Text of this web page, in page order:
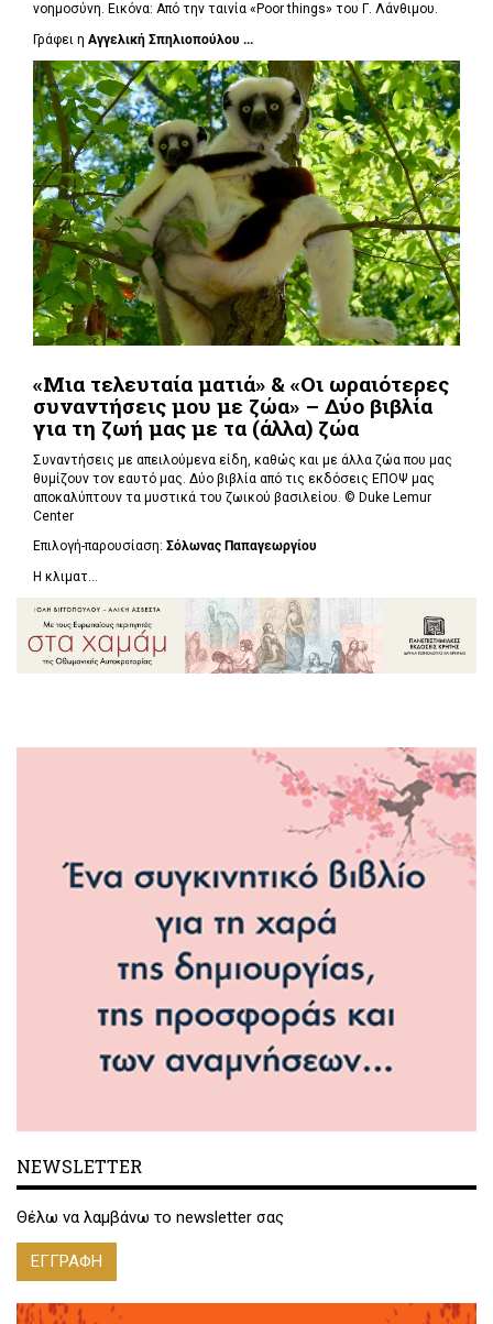
νοημοσύνη. Εικόνα: Από την ταινία «Poor things» του Γ. Λάνθιμου.
Γράφει η Αγγελική Σπηλιοπούλου ...
«Μια τελευταία ματιά» & «Οι ωραιότερες
συναντήσεις μου με ζώα» – Δύο βιβλία
για τη ζωή μας με τα (άλλα) ζώα
Συναντήσεις με απειλούμενα είδη, καθώς και με άλλα ζώα που μας
θυμίζουν τον εαυτό μας. Δύο βιβλία από τις εκδόσεις ΕΠΟΨ μας
αποκαλύπτουν τα μυστικά του ζωικού βασιλείου. © Duke Lemur
Center
Επιλογή-παρουσίαση: Σόλωνας Παπαγεωργίου
Η κλιματ...
NEWSLETTER
Θέλω να λαμβάνω το newsletter σας
ΕΓΓΡΑΦΗ